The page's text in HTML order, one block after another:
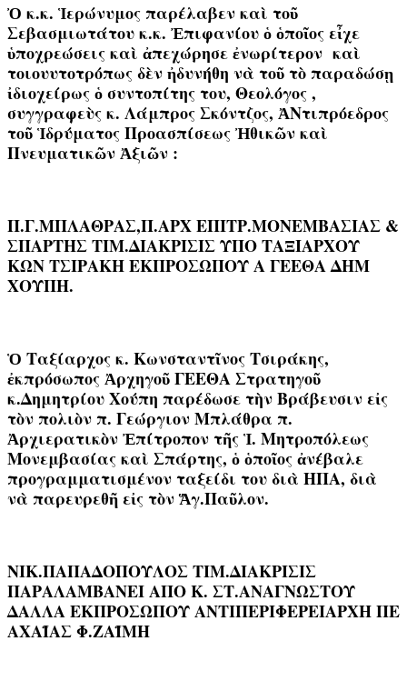
Ὀ κ.κ. Ἱερώνυμος παρέλαβεν καὶ τοῦ
Σεβασμιωτάτου κ.κ. Ἐπιφανίου ὁ ὁποῖος εἶχε
ὑποχρεώσεις καὶ ἀπεχώρησε ἐνωρίτερον καὶ
τοιουυτοτρόπως δὲν ἠδυνήθη νὰ τοῦ τὸ παραδώσῃ
ἰδιοχείρως ὁ συντοπίτης του, Θεολόγος ,
συγγραφεὺς κ. Λάμπρος Σκόντζος, ἈΝτιπρόεδρος
τοῦ Ἱδρύματος Προασπίσεως Ἠθικῶν καὶ
Πνευματικῶν Ἀξιῶν :
Π.Γ.ΜΠΛΑΘΡΑΣ,Π.ΑΡΧ ΕΠΙΤΡ.ΜΟΝΕΜΒΑΣΙΑΣ &
ΣΠΑΡΤΗΣ ΤΙΜ.ΔΙΑΚΡΙΣΙΣ ΥΠΟ ΤΑΞΙΑΡΧΟΥ
ΚΩΝ ΤΣΙΡΑΚΗ ΕΚΠΡΟΣΩΠΟΥ Α ΓΕΕΘΑ ΔΗΜ
ΧΟΥΠΗ.
Ὁ Ταξίαρχος κ. Κωνσταντῖνος Τσιράκης,
ἐκπρόσωπος Ἀρχηγοῦ ΓΕΕΘΑ Στρατηγοῦ
κ.Δημητρίου Χούπη παρέδωσε τὴν Βράβευσιν εἰς
τὸν πολιὸν π. Γεώργιον Μπλάθρα π.
Ἀρχιερατικὸν Ἐπίτροπον τῆς Ἱ. Μητροπόλεως
Μονεμβασίας καὶ Σπάρτης, ὁ ὁποῖος ἀνέβαλε
προγραμματισμένον ταξείδι του διὰ ΗΠΑ, διὰ
νὰ παρευρεθῆ εἰς τὸν Ἅγ.Παῦλον.
ΝΙΚ.ΠΑΠΑΔΟΠΟΥΛΟΣ ΤΙΜ.ΔΙΑΚΡΙΣΙΣ
ΠΑΡΑΛΑΜΒΑΝΕΙ ΑΠΟ Κ. ΣΤ.ΑΝΑΓΝΩΣΤΟΥ
ΔΑΛΛΑ ΕΚΠΡΟΣΩΠΟΥ ΑΝΤΙΠΕΡΙΦΕΡΕΙΑΡΧΗ ΠΕ
ΑΧΑΪΑΣ Φ.ΖΑΪΜΗ